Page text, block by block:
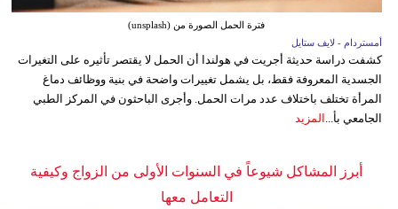
فترة الحمل الصورة من (unsplash)
أمستردام - لايف ستايل
كشفت دراسة حديثة أجريت في هولندا أن الحمل لا يقتصر تأثيره على التغيرات
الجسدية المعروفة فقط، بل يشمل تغييرات واضحة في بنية ووظائف دماغ
المرأة تختلف باختلاف عدد مرات الحمل. وأجرى الباحثون في المركز الطبي
الجامعي بأ... المزيد
أبرز المشاكل شيوعاً في السنوات الأولى من الزواج وكيفية
التعامل معها